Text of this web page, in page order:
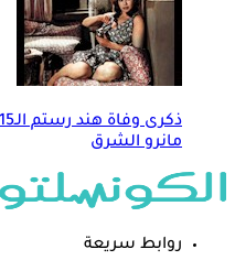
مانرو الشرق
روابط سريعة